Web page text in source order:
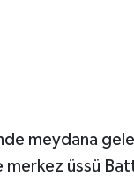
meydana
üssü